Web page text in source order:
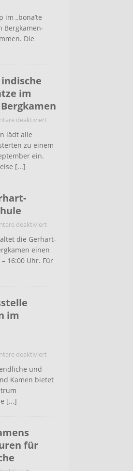
im „bona’te
Bergkamen-
Die
im
deaktiviert
lädt alle
zu einem
ein.
[...]
deaktiviert
die Gerhart-
einen
16:00 Uhr. Für
im
deaktiviert
und
Kamen bietet
[...]
für